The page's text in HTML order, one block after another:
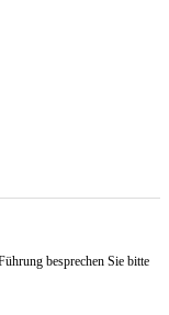
besprechen Sie bitte